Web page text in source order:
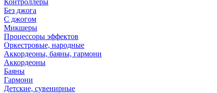
Контроллеры
Без джога
С джогом
Микшеры
Процессоры эффектов
Оркестровые, народные
Аккордеоны, баяны, гармони
Аккордеоны
Баяны
Гармони
Детские, сувенирные